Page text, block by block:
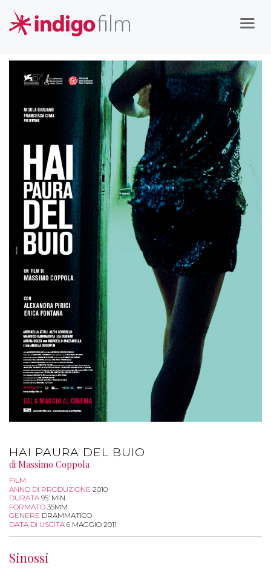
HAI PAURA DEL BUIO
di Massimo Coppola
FILM
ANNO DI PRODUZIONE 2010
DURATA 95’ MIN.
FORMATO 35MM
GENERE DRAMMATICO
DATA DI USCITA 6 MAGGIO 2011
Sinossi